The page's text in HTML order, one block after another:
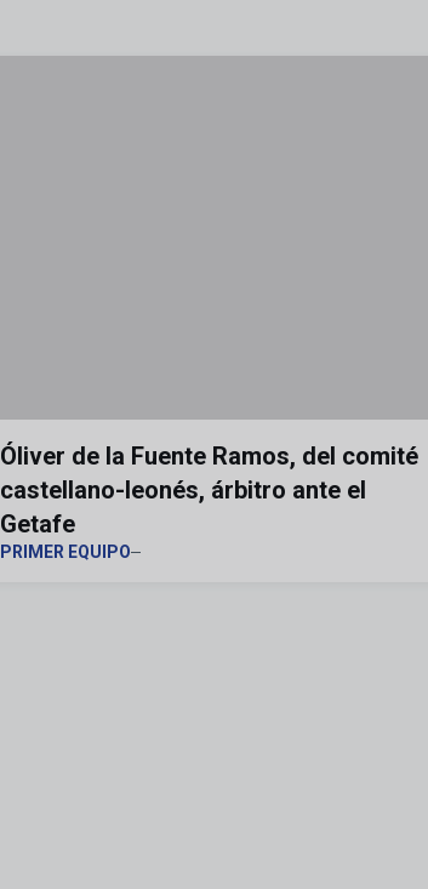
Óliver de la Fuente Ramos, del comité
castellano-leonés, árbitro ante el
Getafe
PRIMER EQUIPO